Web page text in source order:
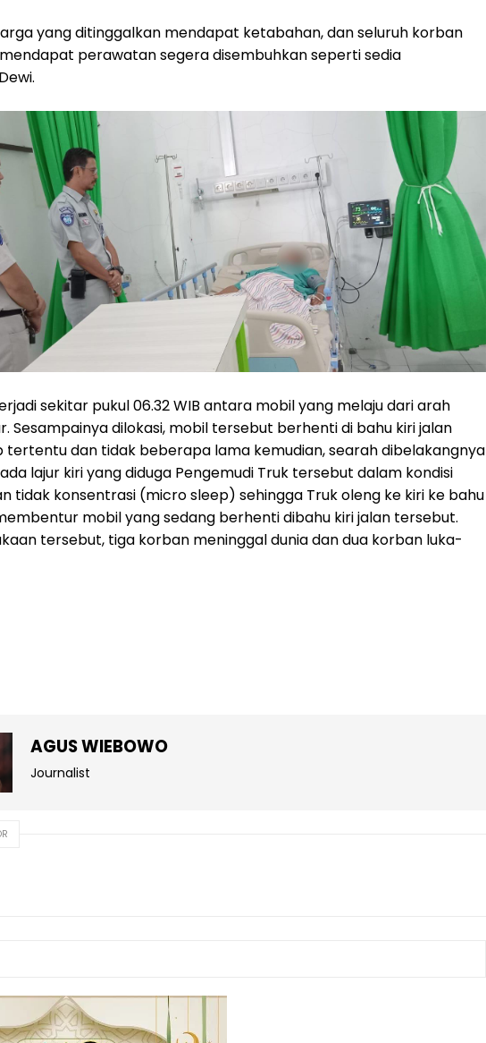
yang ditinggalkan mendapat ketabahan, dan seluruh korban
perawatan segera disembuhkan seperti sedia
sekitar pukul 06.32 WIB antara mobil yang melaju dari arah
Sesampainya dilokasi, mobil tersebut berhenti di bahu kiri jalan
tertentu dan tidak beberapa lama kemudian, searah dibelakangnya
lajur kiri yang diduga Pengemudi Truk tersebut dalam kondisi
tidak konsentrasi (micro sleep) sehingga Truk oleng ke kiri ke bahu
mobil yang sedang berhenti dibahu kiri jalan tersebut.
tersebut, tiga korban meninggal dunia dan dua korban luka-
AGUS WIEBOWO
Journalist